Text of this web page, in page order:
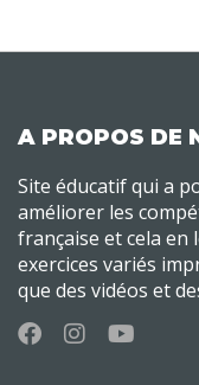
A PROPOS DE
Site éducatif qui a
améliorer les
française et cela
exercices variés
que des vidéos et